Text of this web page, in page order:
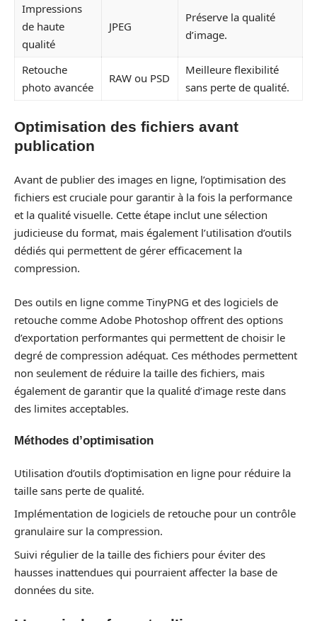
Impressions
de haute
qualité
JPEG
Préserve la qualité
d’image.
Retouche
photo avancée
RAW ou PSD
Meilleure flexibilité
sans perte de qualité.
Optimisation des fichiers avant
publication
Avant de publier des images en ligne, l’optimisation des
fichiers est cruciale pour garantir à la fois la performance
et la qualité visuelle. Cette étape inclut une sélection
judicieuse du format, mais également l’utilisation d’outils
dédiés qui permettent de gérer efficacement la
compression.
Des outils en ligne comme TinyPNG et des logiciels de
retouche comme Adobe Photoshop offrent des options
d’exportation performantes qui permettent de choisir le
degré de compression adéquat. Ces méthodes permettent
non seulement de réduire la taille des fichiers, mais
également de garantir que la qualité d’image reste dans
des limites acceptables.
Méthodes d’optimisation
Utilisation d’outils d’optimisation en ligne pour réduire la
taille sans perte de qualité.
Implémentation de logiciels de retouche pour un contrôle
granulaire sur la compression.
Suivi régulier de la taille des fichiers pour éviter des
hausses inattendues qui pourraient affecter la base de
données du site.